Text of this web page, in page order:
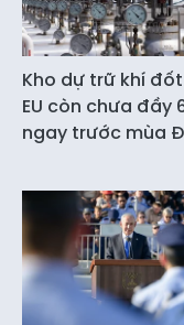
Kho dự trữ khí
EU còn chưa đầy
ngay trước mùa